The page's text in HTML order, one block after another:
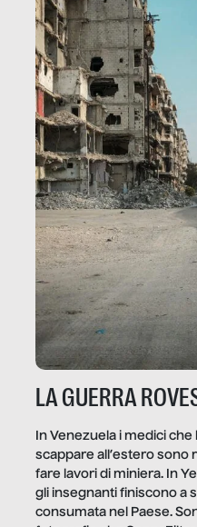
LA GUERRA
In Venezuela i medici
scappare all’estero sono
fare lavori di miniera. In
gli insegnanti finiscono a
consumata nel Paese.